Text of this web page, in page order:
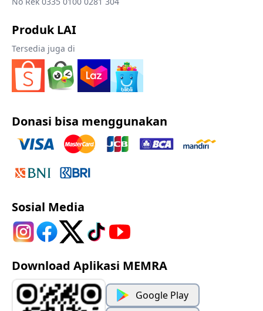
Produk LAI
Tersedia juga di
Donasi bisa menggunakan
Sosial Media
Download Aplikasi MEMRA
Google Play